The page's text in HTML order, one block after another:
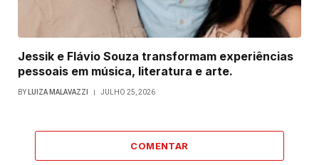
Jessik e Flávio Souza transformam experiências
pessoais em música, literatura e arte.
BY LUIZA MALAVAZZI JULHO 25, 2026
COMENTAR